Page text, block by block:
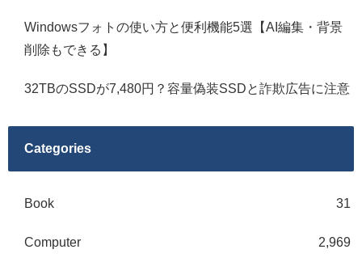
Windowsフォトの使い方と便利機能5選【AI編集・背景
削除もできる】
32TBのSSDが7,480円？容量偽装SSDと詐欺広告に注意
Categories
Book 31
Computer 2,969